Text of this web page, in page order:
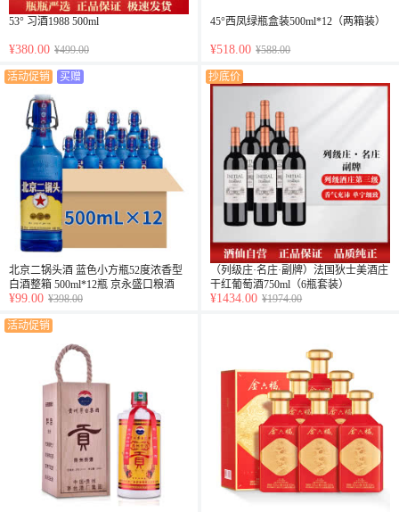
53° 习酒1988 500ml
¥380.00 ¥499.00
45°西凤绿瓶盒装500ml*12（两箱装）
¥518.00 ¥588.00
活动促销 买赠
北京二锅头酒 蓝色小方瓶52度浓香型
白酒整箱 500ml*12瓶 京永盛口粮酒
¥99.00 ¥398.00
抄底价
（列级庄·名庄·副牌）法国狄士美酒庄
干红葡萄酒750ml（6瓶套装）
¥1434.00 ¥1974.00
活动促销